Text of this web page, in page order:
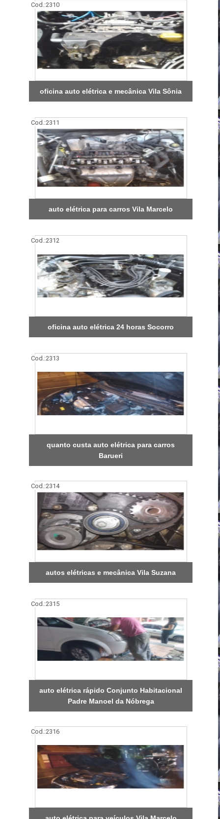
Cod.:2310
oficina auto elétrica e mecânica Vila Sônia
Cod.:2311
auto elétrica para carros Vila Marcelo
Cod.:2312
oficina auto elétrica 24 horas Socorro
Cod.:2313
quanto custa auto elétrica para carros
Barueri
Cod.:2314
autos elétricas e mecânica Vila Suzana
Cod.:2315
auto elétrica rápido Conjunto Habitacional
Padre Manoel da Nóbrega
Cod.:2316